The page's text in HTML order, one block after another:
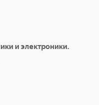
и электроники.